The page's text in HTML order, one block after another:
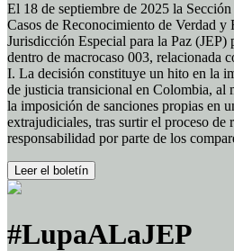
El 18 de septiembre de 2025 la
Casos de Reconocimiento de Verdad y
Jurisdicción Especial para la Paz
dentro de macrocaso 003, relacionada
I. La decisión constituye un hito en la
de justicia transicional en Colombia, al
la imposición de sanciones propias en
extrajudiciales, tras surtir el proceso de
responsabilidad por parte de los
Leer el boletín
#LupaALaJEP